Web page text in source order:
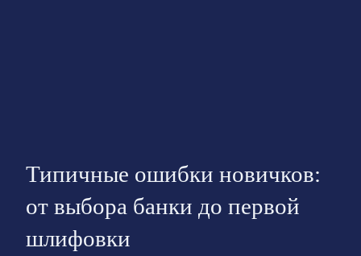
Типичные ошибки новичков:
от выбора банки до первой
шлифовки